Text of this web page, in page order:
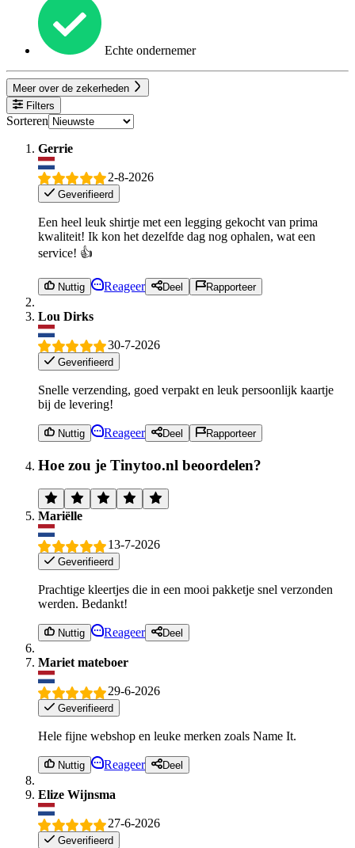
Echte ondernemer
Meer over de zekerheden
Filters
Sorteren
Gerrie
2-8-2026
Geverifieerd
Een heel leuk shirtje met een legging gekocht van prima
kwaliteit! Ik kon het dezelfde dag nog ophalen, wat een
service! 👍
Nuttig Reageer Deel Rapporteer
Lou Dirks
30-7-2026
Geverifieerd
Snelle verzending, goed verpakt en leuk persoonlijk kaartje
bij de levering!
Nuttig Reageer Deel Rapporteer
Hoe zou je Tinytoo.nl beoordelen?
Mariëlle
13-7-2026
Geverifieerd
Prachtige kleertjes die in een mooi pakketje snel verzonden
werden. Bedankt!
Nuttig Reageer Deel
Mariet mateboer
29-6-2026
Geverifieerd
Hele fijne webshop en leuke merken zoals Name It.
Nuttig Reageer Deel
Elize Wijnsma
27-6-2026
Geverifieerd